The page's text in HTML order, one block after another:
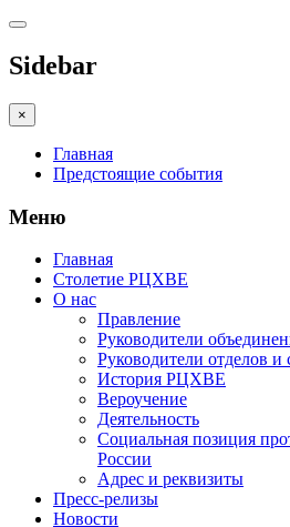
Sidebar
×
Главная
Предстоящие события
Меню
Главная
Столетие РЦХВЕ
О нас
Правление
Руководители
Руководители отделов и
История РЦХВЕ
Вероучение
Деятельность
Социальная позиция
России
Адрес и реквизиты
Пресс-релизы
Новости